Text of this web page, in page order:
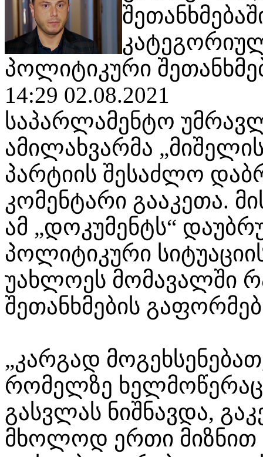
პოლიტიკური
14:29 02.08.2021
საპარლამენტო
ამილახვარმა
პარტიის შესაძლო
კომენტარი გააკეთა.
ამ „დოკუმენტს“
პოლიტიკური
უახლოეს მომავალში
შეთანხმების
„კარგად
რომელზე
გასვლას ნიშნავდა,
მხოლოდ ერთი მიზნით